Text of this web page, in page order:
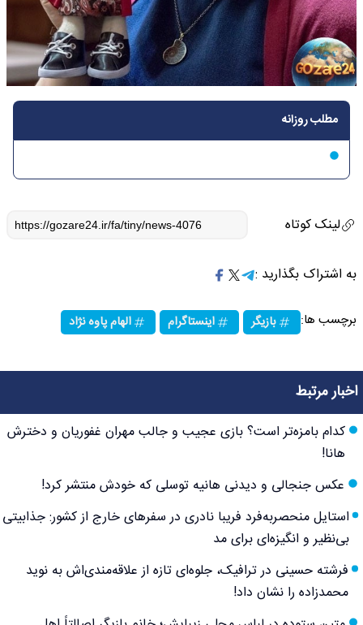
مطلب روزانه
لینک کوتاه
به اشتراک بگذارید :
برچسب ها: بازیگر اینستاگرام الهام پاوه نژاد
اخبار مرتبط
کدام بامزه‌تر است؟ بازی عجیب و جالب مهران غفوریان و دخترش
هانا!
عکس جنجالی و دیدنی هانیه توسلی که خودش منتشر کرد!
استایل منحصربه‌فرد فریبا نادری در سفرهای خارج از کشور: جذابیتی
بی‌نظیر و انگیزه‌ای برای مد
فرشته حسینی در ترافیک، جلوه‌ای تازه از علاقه‌مندی‌اش به نوید
محمدزاده را نشان داد!